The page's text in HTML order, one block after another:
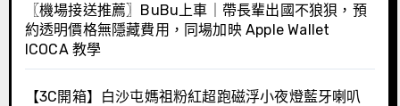
〖機場接送推薦〗BuBu上車｜帶長輩出國不狼狽，預
約透明價格無隱藏費用，同場加映 Apple Wallet
ICOCA 教學
【3C開箱】白沙屯媽祖粉紅超跑磁浮小夜燈藍牙喇叭